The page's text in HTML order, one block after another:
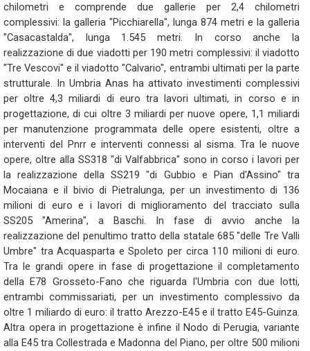
chilometri e comprende due gallerie per 2,4 chilometri
complessivi: la galleria "Picchiarella", lunga 874 metri e la galleria
"Casacastalda", lunga 1.545 metri. In corso anche la
realizzazione di due viadotti per 190 metri complessivi: il viadotto
"Tre Vescovi" e il viadotto "Calvario", entrambi ultimati per la parte
strutturale. In Umbria Anas ha attivato investimenti complessivi
per oltre 4,3 miliardi di euro tra lavori ultimati, in corso e in
progettazione, di cui oltre 3 miliardi per nuove opere, 1,1 miliardi
per manutenzione programmata delle opere esistenti, oltre a
interventi del Pnrr e interventi connessi al sisma. Tra le nuove
opere, oltre alla SS318 "di Valfabbrica" sono in corso i lavori per
la realizzazione della SS219 "di Gubbio e Pian d'Assino" tra
Mocaiana e il bivio di Pietralunga, per un investimento di 136
milioni di euro e i lavori di miglioramento del tracciato sulla
SS205 "Amerina", a Baschi. In fase di avvio anche la
realizzazione del penultimo tratto della statale 685 "delle Tre Valli
Umbre" tra Acquasparta e Spoleto per circa 110 milioni di euro.
Tra le grandi opere in fase di progettazione il completamento
della E78 Grosseto-Fano che riguarda l'Umbria con due lotti,
entrambi commissariati, per un investimento complessivo da
oltre 1 miliardo di euro: il tratto Arezzo-E45 e il tratto E45-Guinza.
Altra opera in progettazione è infine il Nodo di Perugia, variante
alla E45 tra Collestrada e Madonna del Piano, per oltre 500 milioni